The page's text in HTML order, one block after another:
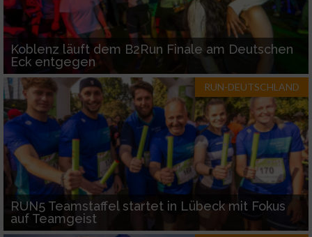
Koblenz läuft dem B2Run Finale am Deutschen
Eck entgegen
RUN-DEUTSCHLAND
RUN5 Teamstaffel startet in Lübeck mit Fokus
auf Teamgeist